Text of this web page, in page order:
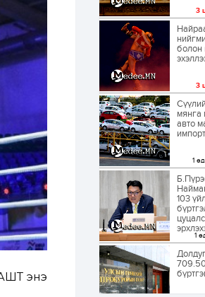
энэ
3
болон
3
мянга
авто
1
103
1